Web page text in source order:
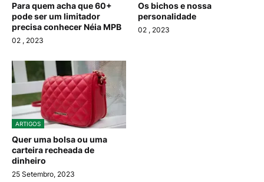
Para quem acha que 60+
pode ser um limitador
precisa conhecer Néia MPB
02 , 2023
Os bichos e nossa
personalidade
02 , 2023
ARTIGOS
Quer uma bolsa ou uma
carteira recheada de
dinheiro
25 Setembro, 2023